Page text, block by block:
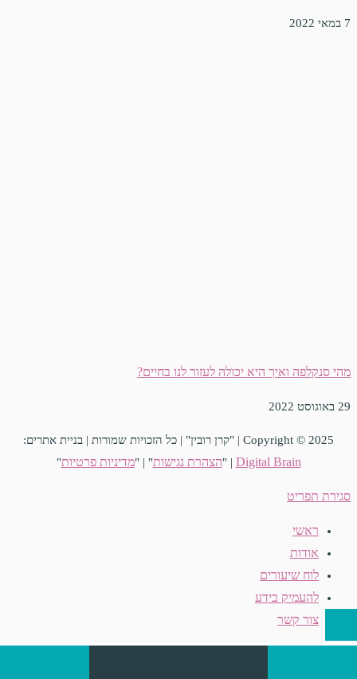
7 במאי 2022
מהי סנקלפה ואיך היא יכולה לעזור לנו בחיים?
29 באוגוסט 2022
Copyright © 2025 | "קרן רובין" | כל הזכויות שמורות | בניית אתרים:
Digital Brain
| "הצהרת נגישות" | "מדיניות פרטיות"
סגירת תפריט
ראשי
אודות
לוח שיעורים
להעמיק בידע
צור קשר